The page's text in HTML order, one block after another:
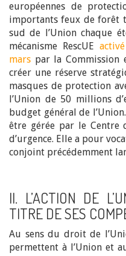
européennes de
importants feux de forêt
sud de l’Union chaque
mécanisme RescUE
mars par la Commission
créer une réserve
masques de protection
l’Union de 50 millions
budget général de
être gérée par le Centre
d’urgence. Elle a pour
conjoint précédemment
II. L’ACTION DE
TITRE DE SES
Au sens du droit de
permettent à l’Union et